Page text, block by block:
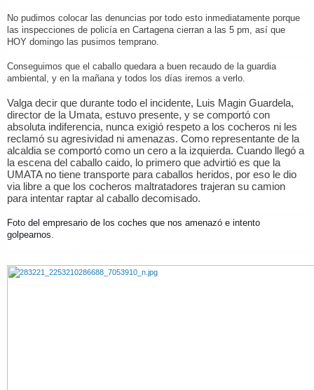
No pudimos colocar las denuncias por todo esto inmediatamente porque
las inspecciones de policía en Cartagena cierran a las 5 pm, así que
HOY domingo las pusimos temprano.
Conseguimos que el caballo quedara a buen recaudo de la guardia
ambiental, y en la mañana y todos los días iremos a verlo.
Valga decir que durante todo el incidente, Luis Magin Guardela,
director de la Umata, estuvo presente, y se comportó con
absoluta indiferencia, nunca exigió respeto a los cocheros ni les
reclamó su agresividad ni amenazas. Como representante de la
alcaldia se comportó como un cero a la izquierda. Cuando llegó a
la escena del caballo caido, lo primero que advirtió es que la
UMATA no tiene transporte para caballos heridos, por eso le dio
via libre a que los cocheros maltratadores trajeran su camion
para intentar raptar al caballo decomisado.
Foto del empresario de los coches que nos amenazó e intento
golpearnos.